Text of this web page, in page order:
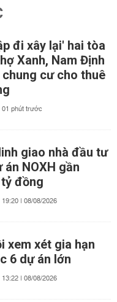
đi xây lại' hai tòa
Xanh, Nam Định
cư cho thuê
01 phút trước
giao nhà đầu tư
án NOXH gần
đồng
19:20 | 08/08/2026
xem xét gia hạn
6 dự án lớn
13:22 | 08/08/2026